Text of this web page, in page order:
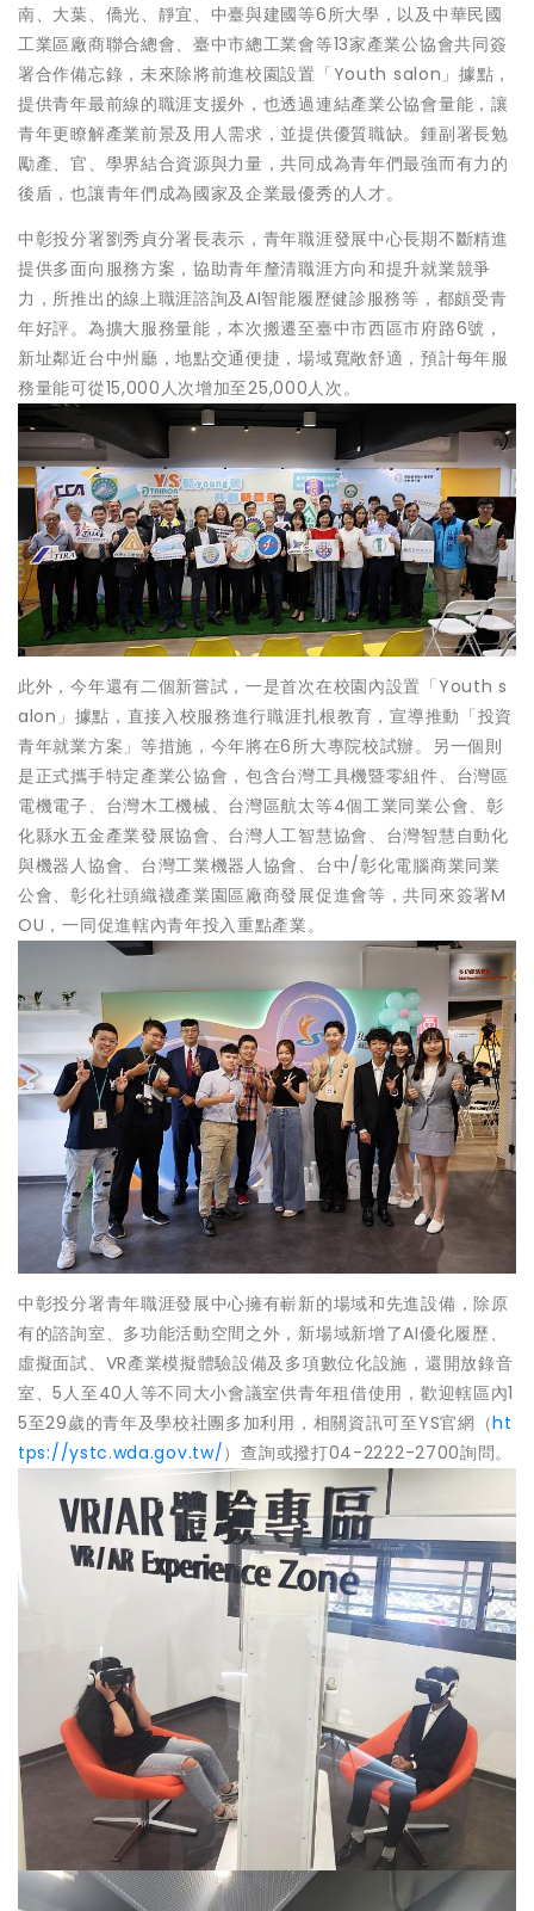
南、大葉、僑光、靜宜、中臺與建國等6所大學，以及中華民國
工業區廠商聯合總會、臺中市總工業會等13家產業公協會共同簽
署合作備忘錄，未來除將前進校園設置「Youth salon」據點，
提供青年最前線的職涯支援外，也透過連結產業公協會量能，讓
青年更瞭解產業前景及用人需求，並提供優質職缺。鍾副署長勉
勵產、官、學界結合資源與力量，共同成為青年們最強而有力的
後盾，也讓青年們成為國家及企業最優秀的人才。
中彰投分署劉秀貞分署長表示，青年職涯發展中心長期不斷精進
提供多面向服務方案，協助青年釐清職涯方向和提升就業競爭
力，所推出的線上職涯諮詢及AI智能履歷健診服務等，都頗受青
年好評。為擴大服務量能，本次搬遷至臺中市西區市府路6號，
新址鄰近台中州廳，地點交通便捷，場域寬敞舒適，預計每年服
務量能可從15,000人次增加至25,000人次。
此外，今年還有二個新嘗試，一是首次在校園內設置「Youth s
alon」據點，直接入校服務進行職涯扎根教育，宣導推動「投資
青年就業方案」等措施，今年將在6所大專院校試辦。另一個則
是正式攜手特定產業公協會，包含台灣工具機暨零組件、台灣區
電機電子、台灣木工機械、台灣區航太等4個工業同業公會、彰
化縣水五金產業發展協會、台灣人工智慧協會、台灣智慧自動化
與機器人協會、台灣工業機器人協會、台中/彰化電腦商業同業
公會、彰化社頭織襪產業園區廠商發展促進會等，共同來簽署M
OU，一同促進轄內青年投入重點產業。
中彰投分署青年職涯發展中心擁有嶄新的場域和先進設備，除原
有的諮詢室、多功能活動空間之外，新場域新增了AI優化履歷、
虛擬面試、VR產業模擬體驗設備及多項數位化設施，還開放錄音
室、5人至40人等不同大小會議室供青年租借使用，歡迎轄區內1
5至29歲的青年及學校社團多加利用，相關資訊可至YS官網（ht
tps://ystc.wda.gov.tw/）查詢或撥打04-2222-2700詢問。